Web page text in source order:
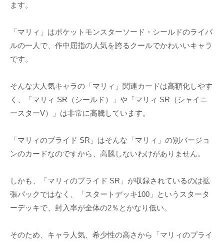
ます。
「マリィ」はポケットモンスターソード・シールドのライバ
ルの一人で、作中屈指の人気を誇るクールでかわいいキャラ
です。
そんな大人気キャラの「マリィ」関連カードは高額化しやす
く、「マリィ SR（シールド）」や「マリィ SR（シャイニ
ースターV）」は非常に高騰しています。
「マリィのプライド SR」はそんな「マリィ」の別バージョ
ンのカードなのですから、高騰しないわけがありません。
しかも、「マリィのプライド SR」が収録されているのは拡
張パックではなく、「スタートデッキ100」というスタータ
ーデッキで、封入率が全体の2％とかなり低い。
そのため、キャラ人気、希少性の高さから「マリィのプライ